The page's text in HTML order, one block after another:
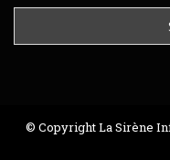
© Copyright La Sirène